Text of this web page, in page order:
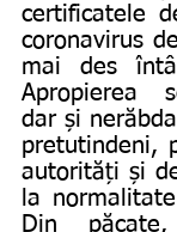
certificatele
coronavirus
mai des
Apropierea
dar și
pretutindeni,
autorități și
la
Din